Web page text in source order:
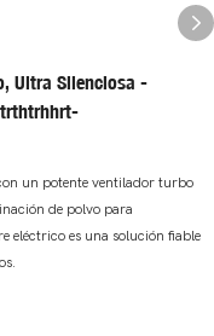
Ultra Silenciosa -
un potente ventilador turbo
de polvo para
eléctrico es una solución fiable